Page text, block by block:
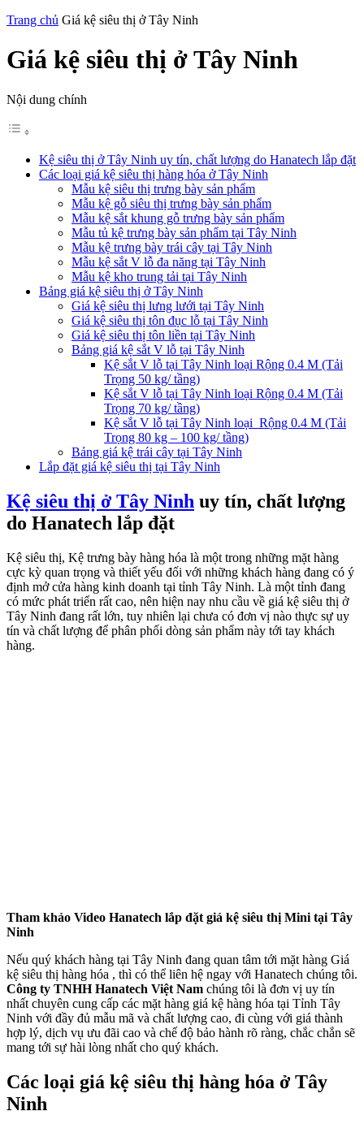
Trang chủ Giá kệ siêu thị ở Tây Ninh
Giá kệ siêu thị ở Tây Ninh
Nội dung chính
Kệ siêu thị ở Tây Ninh uy tín, chất lượng do Hanatech lắp đặt
Các loại giá kệ siêu thị hàng hóa ở Tây Ninh
Mẫu kệ siêu thị trưng bày sản phẩm
Mẫu kệ gỗ siêu thị trưng bày sản phẩm
Mẫu kệ sắt khung gỗ trưng bày sản phẩm
Mẫu tủ kệ trưng bày sản phẩm tại Tây Ninh
Mẫu kệ trưng bày trái cây tại Tây Ninh
Mẫu kệ sắt V lỗ đa năng tại Tây Ninh
Mẫu kệ kho trung tải tại Tây Ninh
Bảng giá kệ siêu thị ở Tây Ninh
Giá kệ siêu thị lưng lưới tại Tây Ninh
Giá kệ siêu thị tôn đục lỗ tại Tây Ninh
Giá kệ siêu thị tôn liền tại Tây Ninh
Bảng giá kệ sắt V lỗ tại Tây Ninh
Kệ sắt V lỗ tại Tây Ninh loại Rộng 0.4 M (Tải
Trọng 50 kg/ tầng)
Kệ sắt V lỗ tại Tây Ninh loại Rộng 0.4 M (Tải
Trọng 70 kg/ tầng)
Kệ sắt V lỗ tại Tây Ninh loại Rộng 0.4 M (Tải
Trọng 80 kg – 100 kg/ tầng)
Bảng giá kệ trái cây tại Tây Ninh
Lắp đặt giá kệ siêu thị tại Tây Ninh
Kệ siêu thị ở Tây Ninh uy tín, chất lượng
do Hanatech lắp đặt
Kệ siêu thị, Kệ trưng bày hàng hóa là một trong những mặt hàng
cực kỳ quan trọng và thiết yếu đối với những khách hàng đang có ý
định mở cửa hàng kinh doanh tại tỉnh Tây Ninh. Là một tỉnh đang
có mức phát triển rất cao, nên hiện nay nhu cầu về giá kệ siêu thị ở
Tây Ninh đang rất lớn, tuy nhiên lại chưa có đơn vị nào thực sự uy
tín và chất lượng để phân phối dòng sản phẩm này tới tay khách
hàng.
Tham khảo Video Hanatech lắp đặt giá kệ siêu thị Mini tại Tây
Ninh
Nếu quý khách hàng tại Tây Ninh đang quan tâm tới mặt hàng Giá
kệ siêu thị hàng hóa , thì có thể liên hệ ngay với Hanatech chúng tôi.
Công ty TNHH Hanatech Việt Nam chúng tôi là đơn vị uy tín
nhất chuyên cung cấp các mặt hàng giá kệ hàng hóa tại Tỉnh Tây
Ninh với đầy đủ mẫu mã và chất lượng cao, đi cùng với giá thành
hợp lý, dịch vụ ưu đãi cao và chế độ bảo hành rõ ràng, chắc chắn sẽ
mang tới sự hài lòng nhất cho quý khách.
Các loại giá kệ siêu thị hàng hóa ở Tây
Ninh